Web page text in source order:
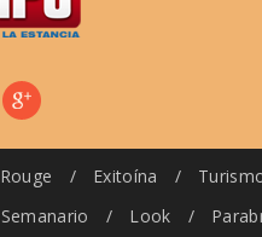
Rouge / Exitoína /
Semanario / Look /